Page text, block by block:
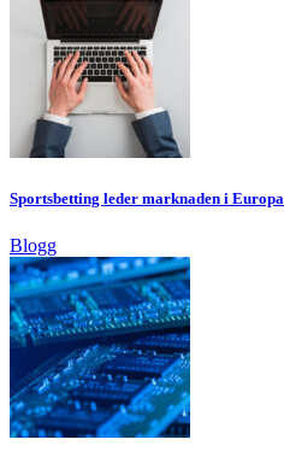
Sportsbetting leder marknaden i Europa
Blogg